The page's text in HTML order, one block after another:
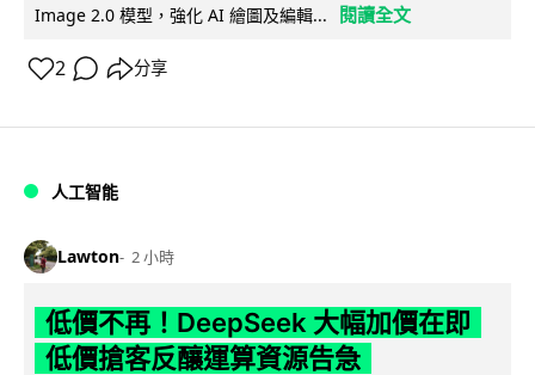
Image 2.0 模型，強化 AI 繪圖及編輯...
閱讀全文
2 分享
人工智能
Lawton 2 小時
低價不再！DeepSeek 大幅加價在即
低價搶客反釀運算資源告急